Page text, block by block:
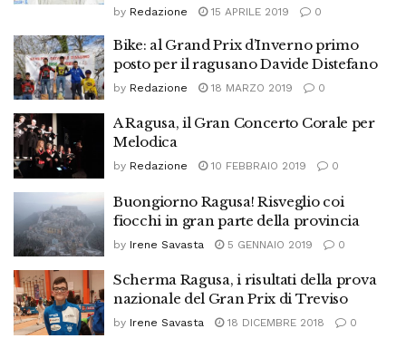
by Redazione 15 APRILE 2019 0
Bike: al Grand Prix d’Inverno primo
posto per il ragusano Davide Distefano
by Redazione 18 MARZO 2019 0
A Ragusa, il Gran Concerto Corale per
Melodica
by Redazione 10 FEBBRAIO 2019 0
Buongiorno Ragusa! Risveglio coi
fiocchi in gran parte della provincia
by Irene Savasta 5 GENNAIO 2019 0
Scherma Ragusa, i risultati della prova
nazionale del Gran Prix di Treviso
by Irene Savasta 18 DICEMBRE 2018 0